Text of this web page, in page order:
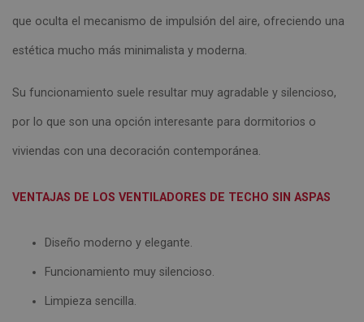
que oculta el mecanismo de impulsión del aire, ofreciendo una
estética mucho más minimalista y moderna.
Su funcionamiento suele resultar muy agradable y silencioso,
por lo que son una opción interesante para dormitorios o
viviendas con una decoración contemporánea.
VENTAJAS DE LOS VENTILADORES DE TECHO SIN ASPAS
Diseño moderno y elegante.
Funcionamiento muy silencioso.
Limpieza sencilla.